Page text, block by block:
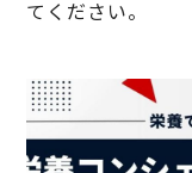
てください。